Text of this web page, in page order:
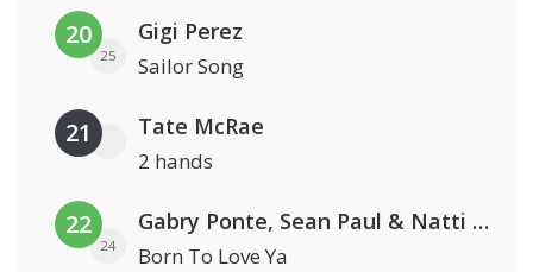
20
25
Gigi Perez
Sailor Song
21 Tate McRae
2 hands
22
24
Gabry Ponte, Sean Paul & Natti Natasha
Born To Love Ya